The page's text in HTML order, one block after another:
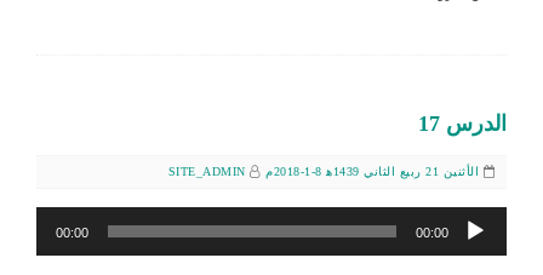
الدرس 17
الأثنين 21 ربيع الثاني 1439ﻫ 8-1-2018م SITE_ADMIN
مشغل
الصوت
00:00
00:00